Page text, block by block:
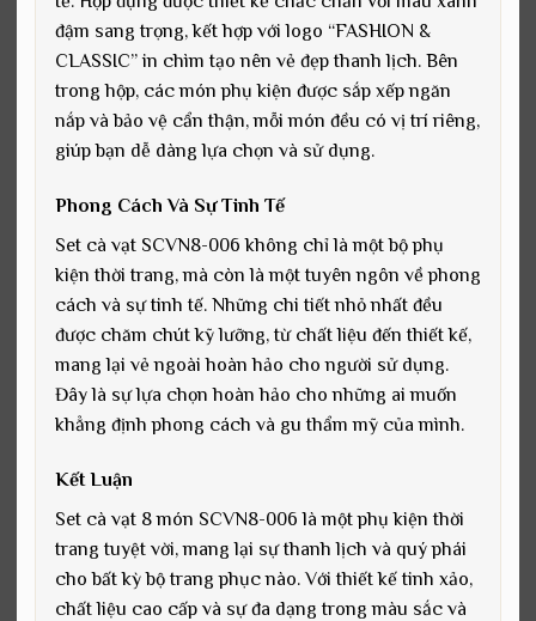
đậm sang trọng, kết hợp với logo “FASHION &
CLASSIC” in chìm tạo nên vẻ đẹp thanh lịch. Bên
trong hộp, các món phụ kiện được sắp xếp ngăn
nắp và bảo vệ cẩn thận, mỗi món đều có vị trí riêng,
giúp bạn dễ dàng lựa chọn và sử dụng.
Phong Cách Và Sự Tinh Tế
Set cà vạt SCVN8-006 không chỉ là một bộ phụ
kiện thời trang, mà còn là một tuyên ngôn về phong
cách và sự tinh tế. Những chi tiết nhỏ nhất đều
được chăm chút kỹ lưỡng, từ chất liệu đến thiết kế,
mang lại vẻ ngoài hoàn hảo cho người sử dụng.
Đây là sự lựa chọn hoàn hảo cho những ai muốn
khẳng định phong cách và gu thẩm mỹ của mình.
Kết Luận
Set cà vạt 8 món SCVN8-006 là một phụ kiện thời
trang tuyệt vời, mang lại sự thanh lịch và quý phái
cho bất kỳ bộ trang phục nào. Với thiết kế tinh xảo,
chất liệu cao cấp và sự đa dạng trong màu sắc và